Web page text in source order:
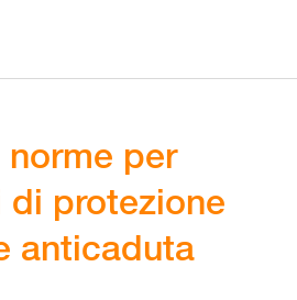
per
protezione
anticaduta